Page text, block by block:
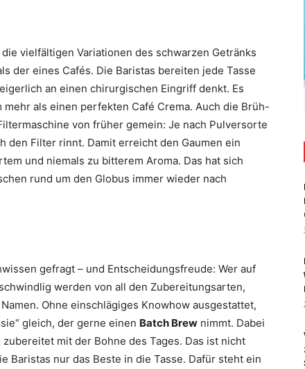
vielfältigen Variationen des schwarzen Getränks
der eines Cafés. Die Baristas bereiten jede Tasse
an einen chirurgischen Eingriff denkt. Es
als einen perfekten Café Crema. Auch die Brüh-
von früher gemein: Je nach Pulversorte
den Filter rinnt. Damit erreicht den Gaumen ein
und niemals zu bitterem Aroma. Das hat sich
rund um den Globus immer wieder nach
gefragt – und Entscheidungsfreude: Wer auf
werden von all den Zubereitungsarten,
Ohne einschlägiges Knowhow ausgestattet,
gleich, der gerne einen Batch Brew nimmt. Dabei
mit der Bohne des Tages. Das ist nicht
Baristas nur das Beste in die Tasse. Dafür steht ein